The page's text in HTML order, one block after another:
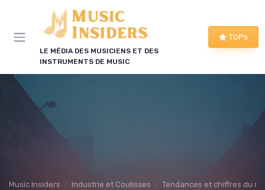
LE MÉDIA DES MUSICIENS ET DES
INSTRUMENTS DE MUSIC
TOPs
Music Insiders Industrie et Coulisses Tendances et chiffres du
Panneau de gestion des cookies